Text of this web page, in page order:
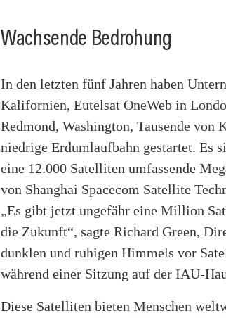
Wachsende Bedrohung
In den letzten fünf Jahren haben
Kalifornien, Eutelsat OneWeb in
Redmond, Washington, Tausende
niedrige Erdumlaufbahn gestartet. Es
eine 12.000 Satelliten umfassende
von Shanghai Spacecom Satellite
„Es gibt jetzt ungefähr eine Million
die Zukunft“, sagte Richard Green,
dunklen und ruhigen Himmels vor
während einer Sitzung auf der IAU-
Diese Satelliten bieten Menschen